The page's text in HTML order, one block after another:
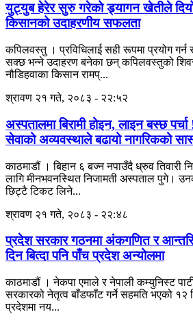
युट्युब हेरेर सुरु गरेको ड्र्यागन खेतीले
किसानको उदाहरणीय सफलता
कपिलवस्तु । प्रविधिलाई सही रूपमा प्रयोग
सक्छ भन्ने उदाहरण बनेका छन् कपिलवस्तुको
नौडिहवाका किसान रामप्...
श्रावण २१ गते, २०८३ - २२:५२
अस्पतालमा बिरामी होइन, लाइन बस्छ
सेवाको अव्यवस्थाले बढायो नागरिकको
काठमाडौं । बिहान ६ बज्न नपाउँदै ध्रुव तिवारी
लागि मीनभवनस्थित निजामती अस्पताल पुगे।
छिट्टै टिकट लिने...
श्रावण २१ गते, २०८३ - २२:४८
प्रदेश सरकार गठनमा अंकगणित र
दिन बित्दा पनि पाँच प्रदेश अन्योलमा
काठमाडौं । नेकपा एमाले र नेपाली कम्युनिस्ट
सरकारको नेतृत्व बाँडफाँट गर्ने सहमति भएको १२
प्रदेशमा नय...